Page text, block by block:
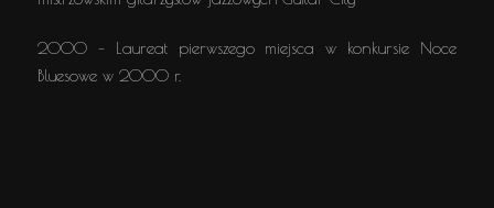
2000 – Laureat pierwszego miejsca w konkursie Noce
Bluesowe w 2000 r.